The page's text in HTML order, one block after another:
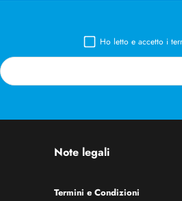
Ho letto e accetto i
Note legali
Termini e Condizioni